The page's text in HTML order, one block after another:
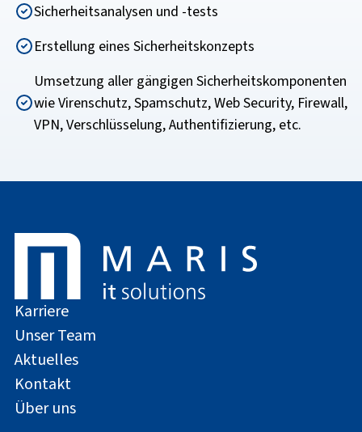
Sicherheitsanalysen und -tests
Erstellung eines Sicherheitskonzepts
Umsetzung aller gängigen Sicherheitskomponenten
wie Virenschutz, Spamschutz, Web Security, Firewall,
VPN, Verschlüsselung, Authentifizierung, etc.
Karriere
Unser Team
Aktuelles
Kontakt
Über uns